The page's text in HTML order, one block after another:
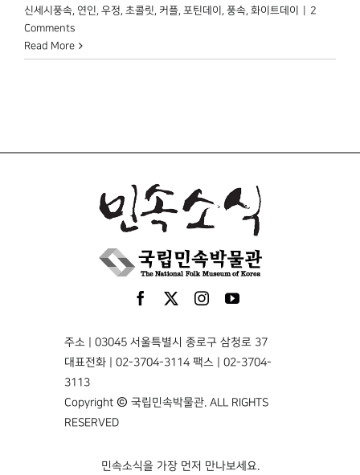
신세시풍속, 연인, 우정, 초콜릿, 커플, 포틴데이 , 풍속, 화이트데이
2
Comments
Read More
주소 | 03045 서울특별시 종로구 삼청로 37
대표전화 | 02-3704-3114 팩스 | 02-3704-
3113
Copyright © 국립민속박물관. ALL RIGHTS
RESERVED
민속소식을 가장 먼저 만나보세요.